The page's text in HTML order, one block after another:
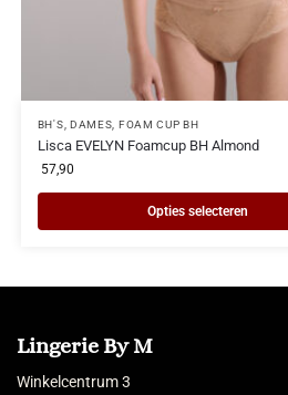
BH'S DAMES FOAM CUP BH
Lisca EVELYN Foamcup BH Almond
57,90
Opties selecteren
Lingerie By M
Winkelcentrum 3